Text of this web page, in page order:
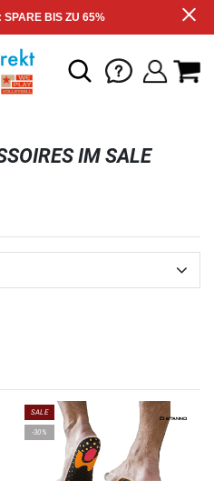
BIS ZU 65%
IM SALE
SALE
-30%